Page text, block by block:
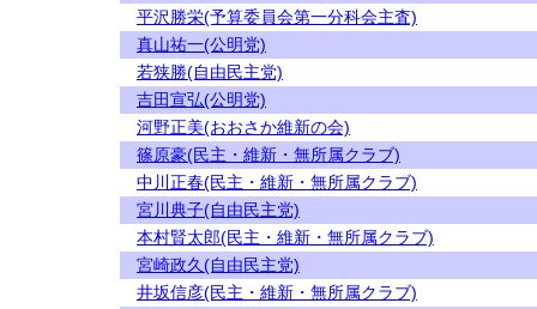
平沢勝栄(予算委員会第一分科会主査)
真山祐一(公明党)
若狭勝(自由民主党)
吉田宣弘(公明党)
河野正美(おおさか維新の会)
篠原豪(民主・維新・無所属クラブ)
中川正春(民主・維新・無所属クラブ)
宮川典子(自由民主党)
本村賢太郎(民主・維新・無所属クラブ)
宮崎政久(自由民主党)
井坂信彦(民主・維新・無所属クラブ)